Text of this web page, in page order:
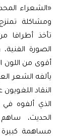
«الشعراء
ومشاكلة
تأخذ أطرافا
الصورة
أقوى من اللون
يألفه الشعر
النقاد
الذي ألفوه
الحديث، ساهم